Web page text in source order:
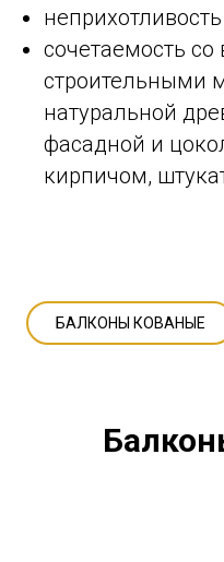
сочетаемость
строительными
натуральной
фасадной и
кирпичом,
БАЛКОНЫ КОВАНЫЕ